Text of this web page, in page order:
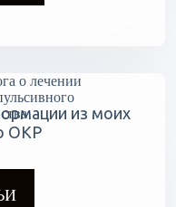
из моих
ОКР